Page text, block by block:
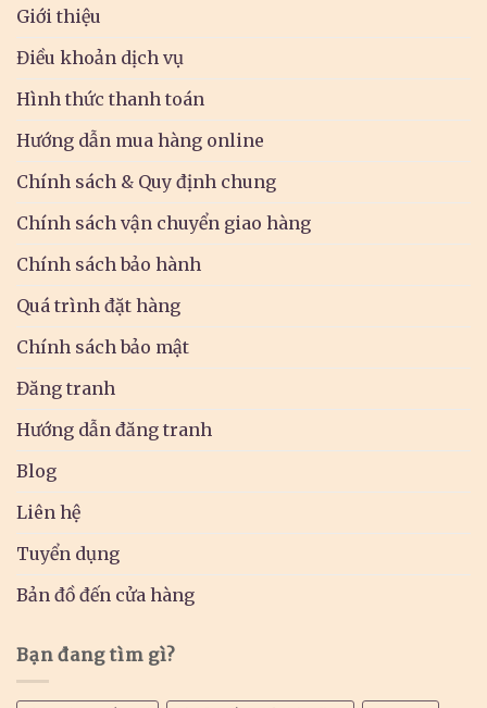
Giới thiệu
Điều khoản dịch vụ
Hình thức thanh toán
Hướng dẫn mua hàng online
Chính sách & Quy định chung
Chính sách vận chuyển giao hàng
Chính sách bảo hành
Quá trình đặt hàng
Chính sách bảo mật
Đăng tranh
Hướng dẫn đăng tranh
Blog
Liên hệ
Tuyển dụng
Bản đồ đến cửa hàng
Bạn đang tìm gì?